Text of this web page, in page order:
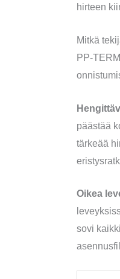
hirteen
Mitkä
PP-
päästää
tärkeää
Oikea
sovi